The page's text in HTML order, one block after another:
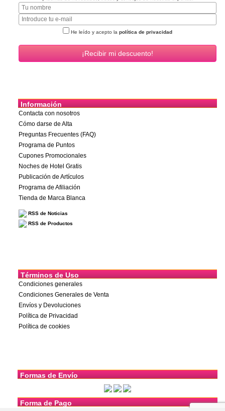
He leído y acepto la política de privacidad
Información
Contacta con nosotros
Cómo darse de Alta
Preguntas Frecuentes (FAQ)
Programa de Puntos
Cupones Promocionales
Noches de Hotel Gratis
Publicación de Artículos
Programa de Afiliación
Tienda de Marca Blanca
RSS de Noticias
RSS de Productos
Términos de Uso
Condiciones generales
Condiciones Generales de Venta
Envíos y Devoluciones
Política de Privacidad
Política de cookies
Formas de Envío
Forma de Pago